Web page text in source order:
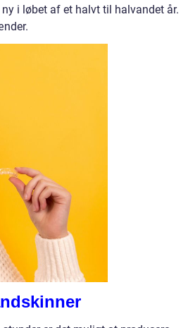
i løbet af et halvt til halvandet år.